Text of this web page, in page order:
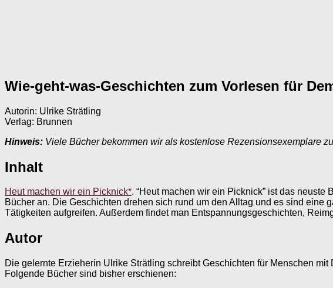
Wie-geht-was-Geschichten zum Vorlesen für
Autorin: Ulrike Strätling
Verlag: Brunnen
Hinweis: Viele Bücher bekommen wir als kostenlose Rezensionsexemplare
Inhalt
Heut machen wir ein Picknick*. “Heut machen wir ein Picknick” ist das
Bücher an. Die Geschichten drehen sich rund um den Alltag und es sind
Tätigkeiten aufgreifen. Außerdem findet man Entspannungsgeschichten,
Autor
Die gelernte Erzieherin Ulrike Strätling schreibt Geschichten für Menschen
Folgende Bücher sind bisher erschienen: